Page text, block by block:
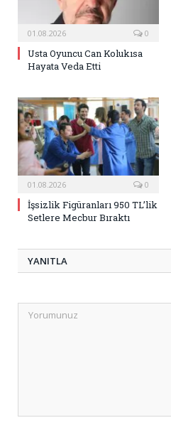
01.08.2026 0
Usta Oyuncu Can Kolukısa
Hayata Veda Etti
01.08.2026 0
İşsizlik Figüranları 950 TL’lik
Setlere Mecbur Bıraktı
YANITLA